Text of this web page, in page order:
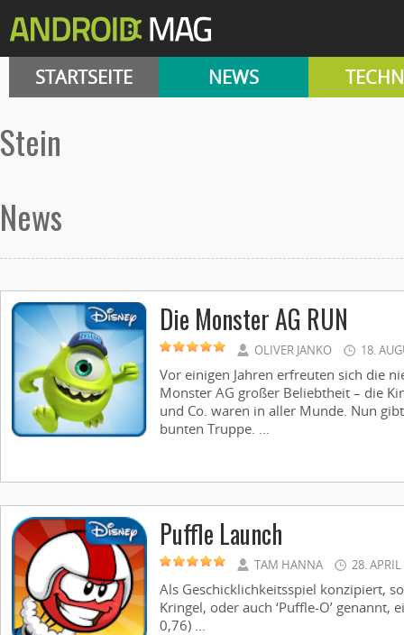
STARTSEITE NEWS
Stein
News
Die Monster AG RUN
OLIVER JANKO 18.
Vor einigen Jahren erfreuten sich die
Monster AG großer Beliebtheit – die
und Co. waren in aller Munde. Nun
bunten Truppe. ...
Puffle Launch
TAM HANNA 28.
Als Geschicklichkeitsspiel konzipiert,
Kringel, oder auch ‘Puffle-O’ genannt,
0,76) ...